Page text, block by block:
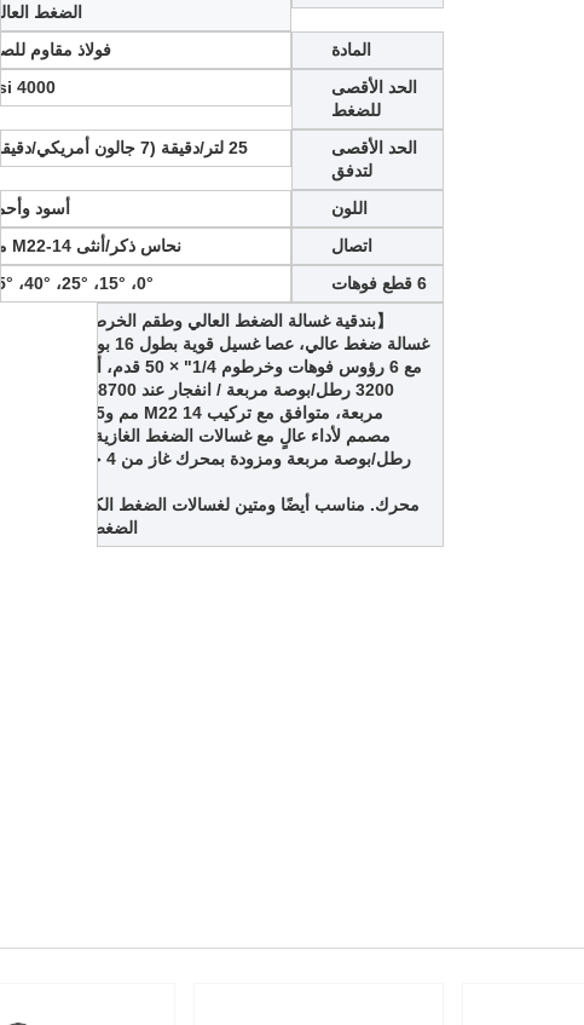
الضغط
المادة
فولاذ مقاوم
الحد الأقصى
للضغط
4000 psi
الحد الأقصى
لتدفق
25 لتر/دقيقة (7 جالون أمريكي/دقيقة)
اللون
أسود
اتصال
نحاس ذكر/أنثى M22-14 مم
6 قطع فوهات
0°، 15°، 25°، 40°، 65°
【بندقية غسالة الضغط العالي وطقم الخرطوم】بندقية
غسالة ضغط عالي، عصا غسيل قوية بطول 16 بوصة قطعتان
مع 6 رؤوس فوهات وخرطوم 1/4" × 50 قدم، أقصى ضغط
محرك. مناسب أيضًا ومتين لغسالات الضغط الكهربائية ذات
الضغط المنخفض.